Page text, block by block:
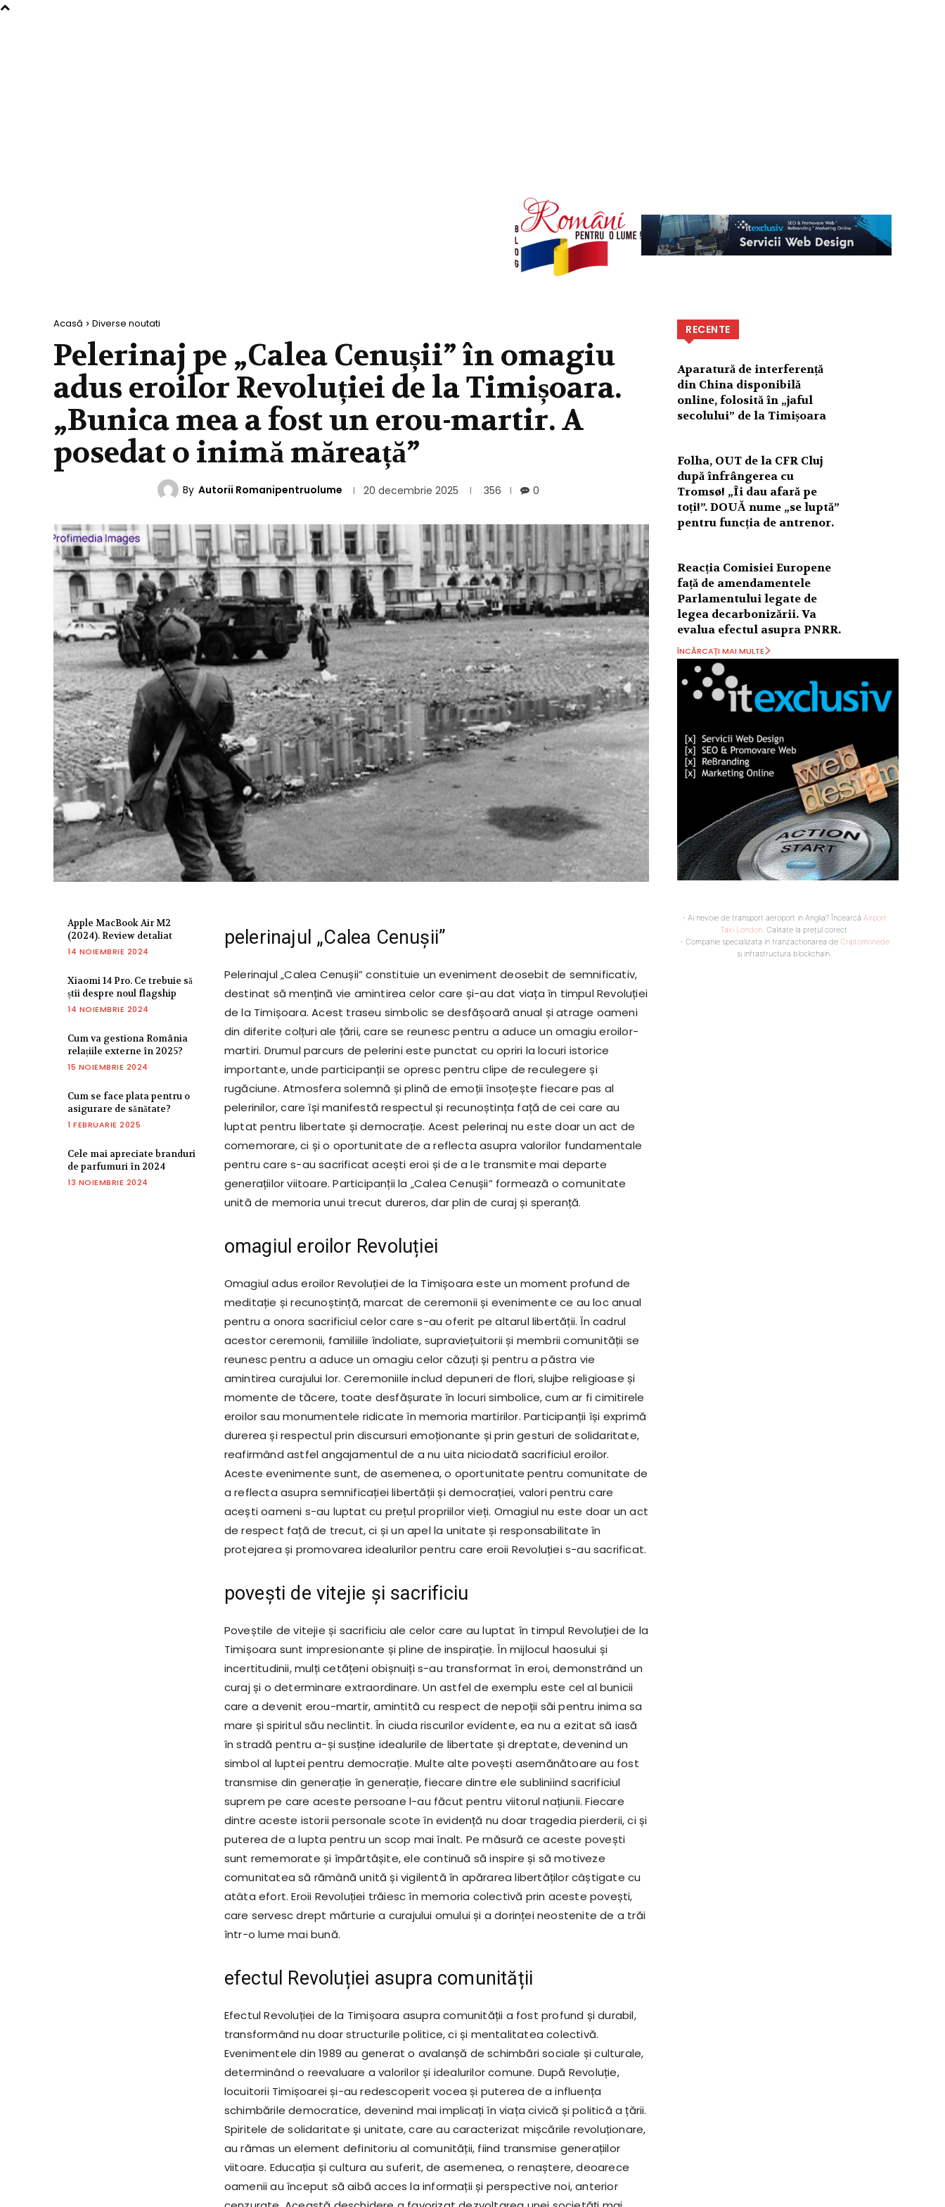
Acasă Diverse noutati
Pelerinaj pe „Calea Cenușii” în omagiu
adus eroilor Revoluției de la Timișoara.
„Bunica mea a fost un erou-martir. A
posedat o inimă măreață”
By Autorii Romanipentruolume 20 decembrie 2025 356 0
Apple MacBook Air M2
(2024). Review detaliat
14 NOIEMBRIE 2024
Xiaomi 14 Pro. Ce trebuie să
știi despre noul flagship
14 NOIEMBRIE 2024
Cum va gestiona România
relațiile externe în 2025?
15 NOIEMBRIE 2024
Cum se face plata pentru o
asigurare de sănătate?
1 FEBRUARIE 2025
Cele mai apreciate branduri
de parfumuri în 2024
13 NOIEMBRIE 2024
pelerinajul „Calea Cenușii”
Pelerinajul „Calea Cenușii” constituie un eveniment deosebit de semnificativ,
destinat să mențină vie amintirea celor care și-au dat viața în timpul Revoluției
de la Timișoara. Acest traseu simbolic se desfășoară anual și atrage oameni
din diferite colțuri ale țării, care se reunesc pentru a aduce un omagiu eroilor-
martiri. Drumul parcurs de pelerini este punctat cu opriri la locuri istorice
importante, unde participanții se opresc pentru clipe de reculegere și
rugăciune. Atmosfera solemnă și plină de emoții însoțește fiecare pas al
pelerinilor, care își manifestă respectul și recunoștința față de cei care au
luptat pentru libertate și democrație. Acest pelerinaj nu este doar un act de
comemorare, ci și o oportunitate de a reflecta asupra valorilor fundamentale
pentru care s-au sacrificat acești eroi și de a le transmite mai departe
generațiilor viitoare. Participanții la „Calea Cenușii” formează o comunitate
unită de memoria unui trecut dureros, dar plin de curaj și speranță.
omagiul eroilor Revoluției
Omagiul adus eroilor Revoluției de la Timișoara este un moment profund de
meditație și recunoștință, marcat de ceremonii și evenimente ce au loc anual
pentru a onora sacrificiul celor care s-au oferit pe altarul libertății. În cadrul
acestor ceremonii, familiile îndoliate, supraviețuitorii și membrii comunității se
reunesc pentru a aduce un omagiu celor căzuți și pentru a păstra vie
amintirea curajului lor. Ceremoniile includ depuneri de flori, slujbe religioase și
momente de tăcere, toate desfășurate în locuri simbolice, cum ar fi cimitirele
eroilor sau monumentele ridicate în memoria martirilor. Participanții își exprimă
durerea și respectul prin discursuri emoționante și prin gesturi de solidaritate,
reafirmând astfel angajamentul de a nu uita niciodată sacrificiul eroilor.
Aceste evenimente sunt, de asemenea, o oportunitate pentru comunitate de
a reflecta asupra semnificației libertății și democrației, valori pentru care
acești oameni s-au luptat cu prețul propriilor vieți. Omagiul nu este doar un act
de respect față de trecut, ci și un apel la unitate și responsabilitate în
protejarea și promovarea idealurilor pentru care eroii Revoluției s-au sacrificat.
povești de vitejie și sacrificiu
Poveștile de vitejie și sacrificiu ale celor care au luptat în timpul Revoluției de la
Timișoara sunt impresionante și pline de inspirație. În mijlocul haosului și
incertitudinii, mulți cetățeni obișnuiți s-au transformat în eroi, demonstrând un
curaj și o determinare extraordinare. Un astfel de exemplu este cel al bunicii
care a devenit erou-martir, amintită cu respect de nepoții săi pentru inima sa
mare și spiritul său neclintit. În ciuda riscurilor evidente, ea nu a ezitat să iasă
în stradă pentru a-și susține idealurile de libertate și dreptate, devenind un
simbol al luptei pentru democrație. Multe alte povești asemănătoare au fost
transmise din generație în generație, fiecare dintre ele subliniind sacrificiul
suprem pe care aceste persoane l-au făcut pentru viitorul națiunii. Fiecare
dintre aceste istorii personale scote în evidență nu doar tragedia pierderii, ci și
puterea de a lupta pentru un scop mai înalt. Pe măsură ce aceste povești
sunt rememorate și împărtășite, ele continuă să inspire și să motiveze
comunitatea să rămână unită și vigilentă în apărarea libertăților câștigate cu
atâta efort. Eroii Revoluției trăiesc în memoria colectivă prin aceste povești,
care servesc drept mărturie a curajului omului și a dorinței neostenite de a trăi
într-o lume mai bună.
efectul Revoluției asupra comunității
Efectul Revoluției de la Timișoara asupra comunității a fost profund și durabil,
transformând nu doar structurile politice, ci și mentalitatea colectivă.
Evenimentele din 1989 au generat o avalanșă de schimbări sociale și culturale,
determinând o reevaluare a valorilor și idealurilor comune. După Revoluție,
locuitorii Timișoarei și-au redescoperit vocea și puterea de a influența
schimbările democratice, devenind mai implicați în viața civică și politică a țării.
Spiritele de solidaritate și unitate, care au caracterizat mișcările revoluționare,
au rămas un element definitoriu al comunității, fiind transmise generațiilor
viitoare. Educația și cultura au suferit, de asemenea, o renaștere, deoarece
oamenii au început să aibă acces la informații și perspective noi, anterior
RECENTE
Aparatură de interferență
din China disponibilă
online, folosită în „jaful
secolului” de la Timișoara
Folha, OUT de la CFR Cluj
după înfrângerea cu
Tromsø! „Îi dau afară pe
toți!”. DOUĂ nume „se luptă”
pentru funcția de antrenor.
Reacția Comisiei Europene
față de amendamentele
Parlamentului legate de
legea decarbonizării. Va
evalua efectul asupra PNRR.
ÎNCĂRCAȚI MAI MULTE
- Ai nevoie de transport aeroport in Anglia? Încearcă Airport
Taxi London. Calitate la prețul corect.
- Companie specializata in tranzactionarea de Criptomonede
si infrastructura blockchain.